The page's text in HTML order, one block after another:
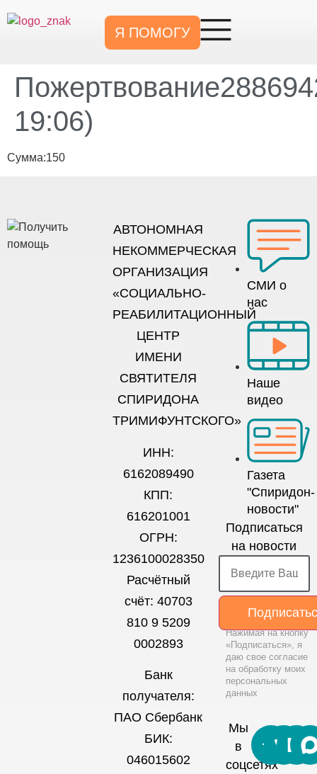
Я ПОМОГУ
19:06)
Сумма:150
АВТОНОМНАЯ
НЕКОММЕРЧЕСКАЯ
ОРГАНИЗАЦИЯ
«СОЦИАЛЬНО-
РЕАБИЛИТАЦИОННЫЙ
ЦЕНТР
ИМЕНИ
СВЯТИТЕЛЯ
СПИРИДОНА
ТРИМИФУНТСКОГО»
ИНН:
6162089490
КПП:
616201001
ОГРН:
1236100028350
Расчётный
счёт: 40703
810 9 5209
0002893
Банк
получателя:
ПАО Сбербанк
БИК:
046015602
СМИ о
нас
Наше
видео
Газета
"Спиридон-
новости"
Подписаться
на новости
Нажимая на кнопку
«Подписаться», я
даю свое согласие
на обработку моих
персональных
данных
Мы
в
соцсетях